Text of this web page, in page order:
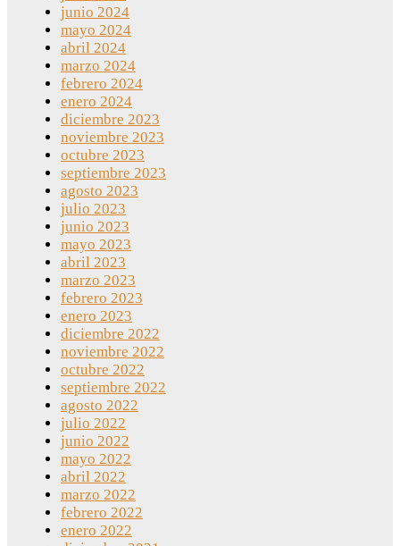
junio 2024
mayo 2024
abril 2024
marzo 2024
febrero 2024
enero 2024
diciembre 2023
noviembre 2023
octubre 2023
septiembre 2023
agosto 2023
julio 2023
junio 2023
mayo 2023
abril 2023
marzo 2023
febrero 2023
enero 2023
diciembre 2022
noviembre 2022
octubre 2022
septiembre 2022
agosto 2022
julio 2022
junio 2022
mayo 2022
abril 2022
marzo 2022
febrero 2022
enero 2022